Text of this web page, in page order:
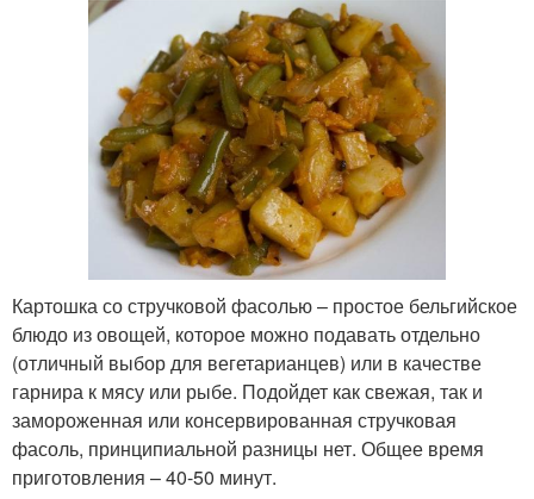
Картошка с курицей Фасоль в сметане
Картошки с фасолью
Филе со стручковой
фасолью
Фасоль в сметанно-
Курица с белой
Грудки с фасолью Соус с фасолью
Картошка со стручковой фасолью – простое бельгийское
блюдо из овощей, которое можно подавать отдельно
(отличный выбор для вегетарианцев) или в качестве
гарнира к мясу или рыбе. Подойдет как свежая, так и
замороженная или консервированная стручковая
фасоль, принципиальной разницы нет. Общее время
приготовления – 40-50 минут.